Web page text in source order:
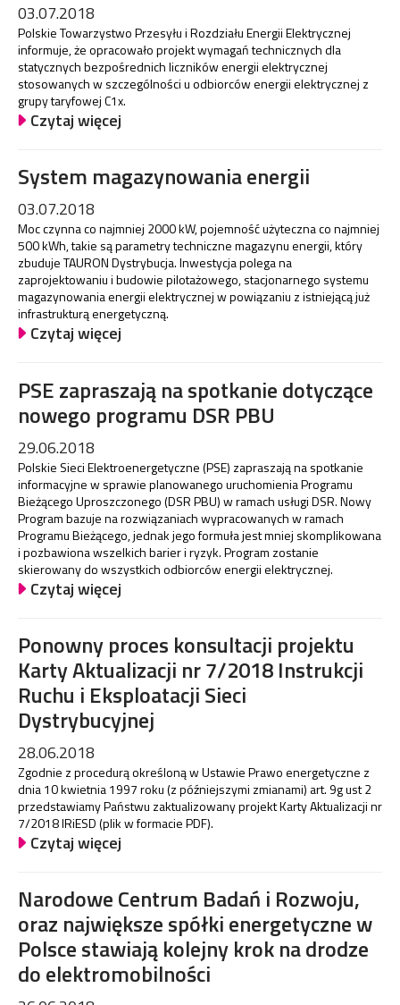
03.07.2018
Polskie Towarzystwo Przesyłu i Rozdziału Energii Elektrycznej
informuje, że opracowało projekt wymagań technicznych dla
statycznych bezpośrednich liczników energii elektrycznej
stosowanych w szczególności u odbiorców energii elektrycznej z
grupy taryfowej C1x.
Czytaj więcej
System magazynowania energii
03.07.2018
Moc czynna co najmniej 2000 kW, pojemność użyteczna co najmniej
500 kWh, takie są parametry techniczne magazynu energii, który
zbuduje TAURON Dystrybucja. Inwestycja polega na
zaprojektowaniu i budowie pilotażowego, stacjonarnego systemu
magazynowania energii elektrycznej w powiązaniu z istniejącą już
infrastrukturą energetyczną.
Czytaj więcej
PSE zapraszają na spotkanie dotyczące
nowego programu DSR PBU
29.06.2018
Polskie Sieci Elektroenergetyczne (PSE) zapraszają na spotkanie
informacyjne w sprawie planowanego uruchomienia Programu
Bieżącego Uproszczonego (DSR PBU) w ramach usługi DSR. Nowy
Program bazuje na rozwiązaniach wypracowanych w ramach
Programu Bieżącego, jednak jego formuła jest mniej skomplikowana
i pozbawiona wszelkich barier i ryzyk. Program zostanie
skierowany do wszystkich odbiorców energii elektrycznej.
Czytaj więcej
Ponowny proces konsultacji projektu
Karty Aktualizacji nr 7/2018 Instrukcji
Ruchu i Eksploatacji Sieci
Dystrybucyjnej
28.06.2018
Zgodnie z procedurą określoną w Ustawie Prawo energetyczne z
dnia 10 kwietnia 1997 roku (z późniejszymi zmianami) art. 9g ust 2
przedstawiamy Państwu zaktualizowany projekt Karty Aktualizacji nr
7/2018 IRiESD (plik w formacie PDF).
Czytaj więcej
Narodowe Centrum Badań i Rozwoju,
oraz największe spółki energetyczne w
Polsce stawiają kolejny krok na drodze
do elektromobilności